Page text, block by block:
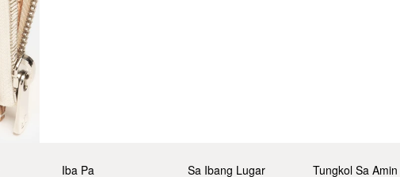
Iba Pa Sa Ibang Lugar Tungkol Sa Amin